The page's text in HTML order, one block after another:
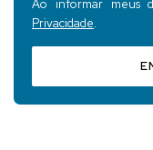
Ao informar meus
Privacidade.